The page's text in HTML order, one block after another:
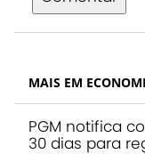
MAIS EM
PGM notifica
30 dias para